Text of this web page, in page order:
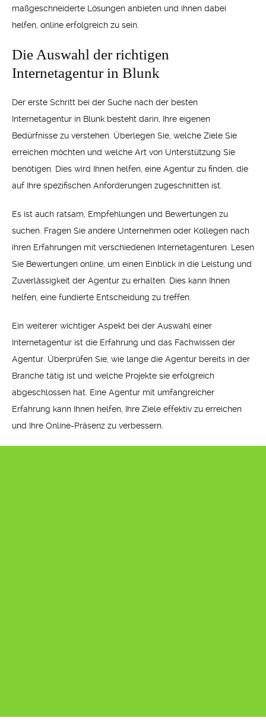
maßgeschneiderte Lösungen anbieten und ihnen dabei
helfen, online erfolgreich zu sein.
Die Auswahl der richtigen
Internetagentur in Blunk
Der erste Schritt bei der Suche nach der besten
Internetagentur in Blunk besteht darin, Ihre eigenen
Bedürfnisse zu verstehen. Überlegen Sie, welche Ziele Sie
erreichen möchten und welche Art von Unterstützung Sie
benötigen. Dies wird Ihnen helfen, eine Agentur zu finden, die
auf Ihre spezifischen Anforderungen zugeschnitten ist.
Es ist auch ratsam, Empfehlungen und Bewertungen zu
suchen. Fragen Sie andere Unternehmen oder Kollegen nach
ihren Erfahrungen mit verschiedenen Internetagenturen. Lesen
Sie Bewertungen online, um einen Einblick in die Leistung und
Zuverlässigkeit der Agentur zu erhalten. Dies kann Ihnen
helfen, eine fundierte Entscheidung zu treffen.
Ein weiterer wichtiger Aspekt bei der Auswahl einer
Internetagentur ist die Erfahrung und das Fachwissen der
Agentur. Überprüfen Sie, wie lange die Agentur bereits in der
Branche tätig ist und welche Projekte sie erfolgreich
abgeschlossen hat. Eine Agentur mit umfangreicher
Erfahrung kann Ihnen helfen, Ihre Ziele effektiv zu erreichen
und Ihre Online-Präsenz zu verbessern.